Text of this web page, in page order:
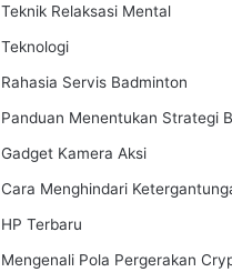
Teknik Relaksasi Mental
Teknologi
Rahasia Servis Badminton
Panduan Menentukan Strategi
Gadget Kamera Aksi
Cara Menghindari
HP Terbaru
Mengenali Pola Pergerakan